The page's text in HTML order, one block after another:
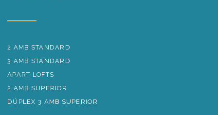
2 AMB STANDARD
3 AMB STANDARD
APART LOFTS
2 AMB SUPERIOR
DÚPLEX 3 AMB SUPERIOR